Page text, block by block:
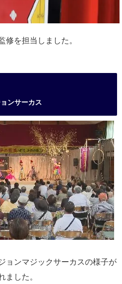
修を担当しました。
ンサーカス
ョンマジックサーカスの様子が
ました。